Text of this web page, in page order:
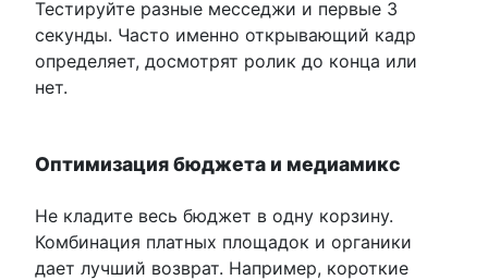
Тестируйте разные месседжи и первые 3
секунды. Часто именно открывающий кадр
определяет, досмотрят ролик до конца или
нет.
Оптимизация бюджета и медиамикс
Не кладите весь бюджет в одну корзину.
Комбинация платных площадок и органики
дает лучший возврат. Например, короткие